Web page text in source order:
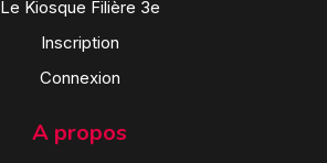
Le Kiosque Filière 3e
Inscription
Connexion
A propos